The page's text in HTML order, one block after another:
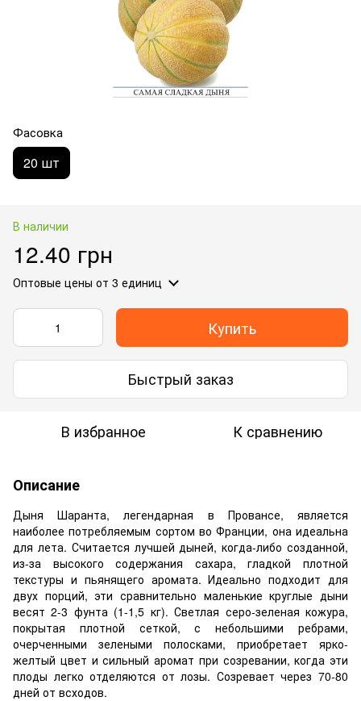
Фасовка
20 шт
В наличии
12.40 грн
Оптовые цены от 3 единиц
Купить
Быстрый заказ
В избранное К сравнению
Описание
Дыня Шаранта, легендарная в Провансе, является
наиболее потребляемым сортом во Франции, она идеальна
для лета. Считается лучшей дыней, когда-либо созданной,
из-за высокого содержания сахара, гладкой плотной
текстуры и пьянящего аромата. Идеально подходит для
двух порций, эти сравнительно маленькие круглые дыни
весят 2-3 фунта (1-1,5 кг). Светлая серо-зеленая кожура,
покрытая плотной сеткой, с небольшими ребрами,
очерченными зелеными полосками, приобретает ярко-
желтый цвет и сильный аромат при созревании, когда эти
плоды легко отделяются от лозы. Созревает через 70-80
дней от всходов.